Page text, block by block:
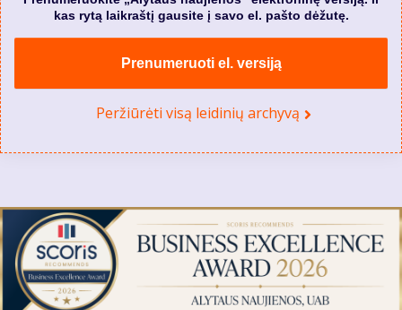
kas rytą laikraštį gausite į savo el. pašto dėžutę.
Prenumeruoti el. versiją
Peržiūrėti visą leidinių archyvą